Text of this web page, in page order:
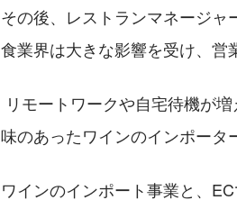
その後、レストランマネージ
食業界は大きな影響を受け、営
リモートワークや自宅待機が
味のあったワインのインポータ
ワインのインポート事業と、